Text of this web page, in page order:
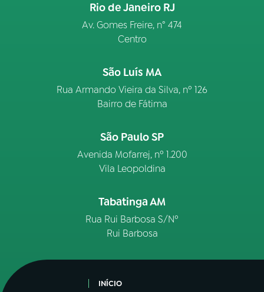
Rio de Janeiro RJ
Av. Gomes Freire, n° 474
Centro
São Luís MA
Rua Armando Vieira da Silva, nº 126
Bairro de Fátima
São Paulo SP
Avenida Mofarrej, nº 1.200
Vila Leopoldina
Tabatinga AM
Rua Rui Barbosa S/Nº
Rui Barbosa
INÍCIO